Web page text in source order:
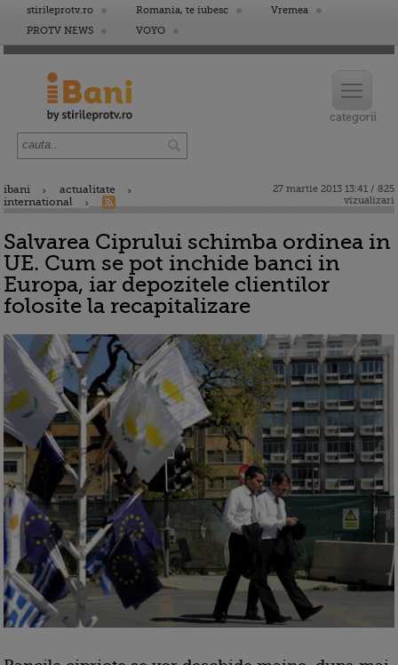
stirileprotv.ro Romania, te iubesc
Vremea
PROTV NEWS
VOYO
ibani
actualitate
international
27 martie 2013 13:41 / 825
vizualizari
Salvarea Ciprului schimba ordinea in
UE. Cum se pot inchide banci in
Europa, iar depozitele clientilor
folosite la recapitalizare